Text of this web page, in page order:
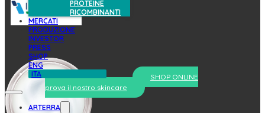
PROTEINE
RICOMBINANTI
MERCATI
PRODUZIONE
INVESTOR
PRESS
SHOP
ENG
ITA
ARTERRA
SHOP ONLINE
prova il nostro skincare